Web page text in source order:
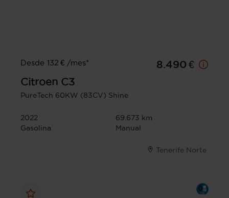
Desde 132 € /mes*
8.490 €
Citroen C3
PureTech 60KW (83CV) Shine
2022
69.673 km
Gasolina
Manual
Tenerife Norte